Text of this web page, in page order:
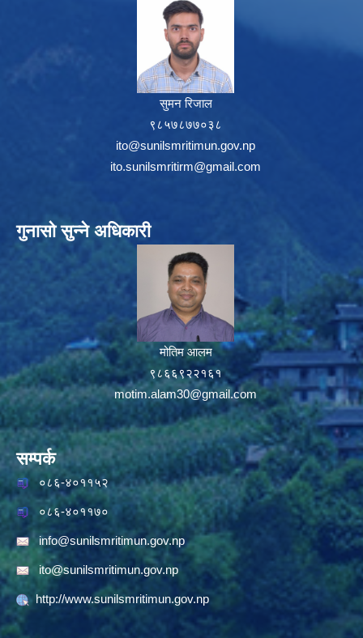
सुमन रिजाल
९८५७८७७०३८
ito@sunilsmritimun.gov.np
ito.sunilsmritirm@gmail.com
गुनासो सुन्ने अधिकारी
मोतिम आलम
९८६६९२२१६१
motim.alam30@gmail.com
सम्पर्क
०८६-४०११५२
०८६-४०११७०
info@sunilsmritimun.gov.np
ito@sunilsmritimun.gov.np
http://www.sunilsmritimun.gov.np